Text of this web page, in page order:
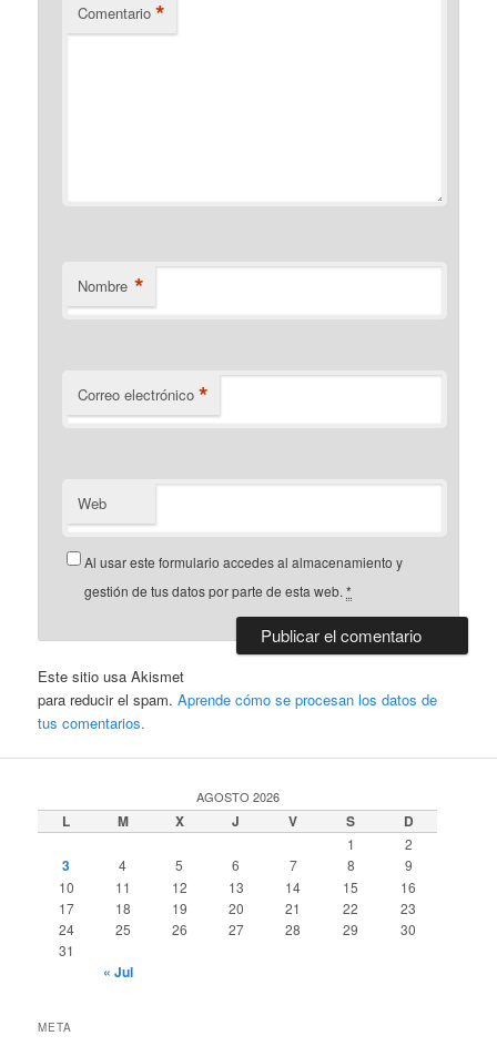
Comentario *
Nombre *
Correo electrónico *
Web
Al usar este formulario accedes al almacenamiento y
gestión de tus datos por parte de esta web.*
Este sitio usa Akismet
para reducir el spam.Aprende cómo se procesan los datos de
tus comentarios.
AGOSTO 2026
L M X J V S D
1 2
3 4 5 6 7 8
9
10
11 12 13 14 15
16
17
18 19 20 21 22
23
24
25 26 27 28 29
30
31
« Jul
META